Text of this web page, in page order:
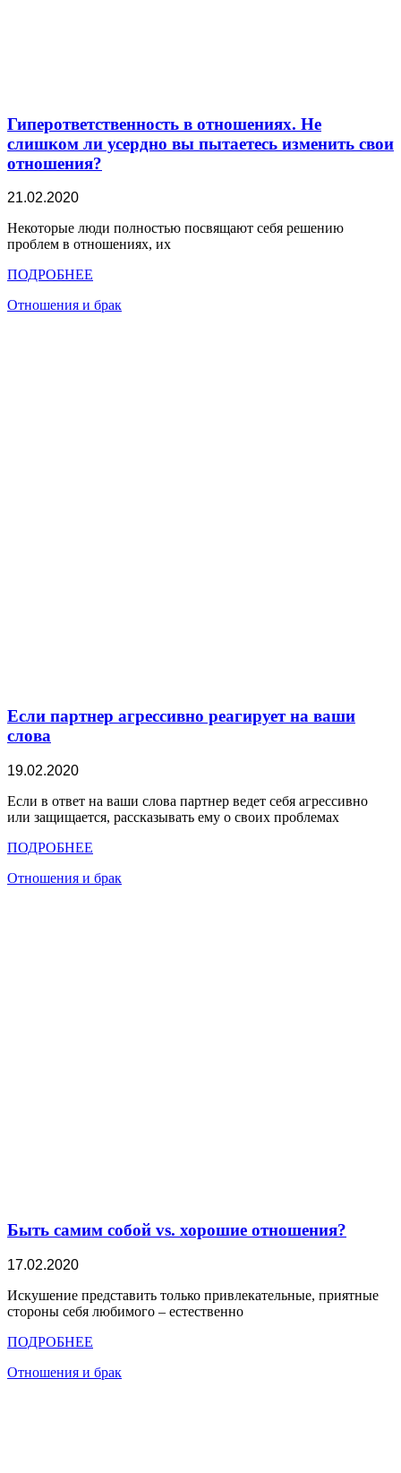
Гиперответственность в отношениях. Не
слишком ли усердно вы пытаетесь изменить свои
отношения?
21.02.2020
Некоторые люди полностью посвящают себя решению
проблем в отношениях, их
ПОДРОБНЕЕ
Отношения и брак
Если партнер агрессивно реагирует на ваши
слова
19.02.2020
Если в ответ на ваши слова партнер ведет себя агрессивно
или защищается, рассказывать ему о своих проблемах
ПОДРОБНЕЕ
Отношения и брак
Быть самим собой vs. хорошие отношения?
17.02.2020
Искушение представить только привлекательные, приятные
стороны себя любимого – естественно
ПОДРОБНЕЕ
Отношения и брак